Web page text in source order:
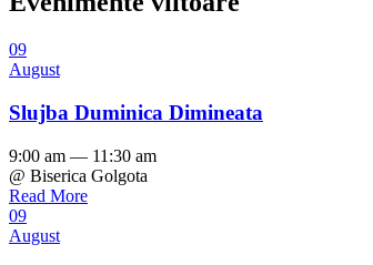
09
August
Slujba Duminica Dimineata
9:00 am — 11:30 am
@ Biserica Golgota
Read More
09
August